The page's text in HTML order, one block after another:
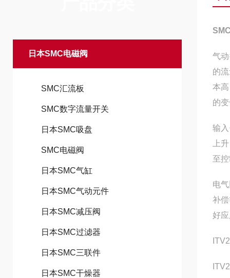
日本SMC电磁阀
SMC汇流板
SMC数字流量开关
日本SMC吸盘
SMC电磁阀
日本SMC气缸
日本SMC气动元件
日本SMC减压阀
日本SMC过滤器
日本SMC三联件
日本SMC干燥器
气
的
本
的
输
上
至
电
补
好